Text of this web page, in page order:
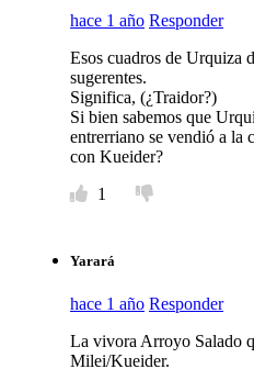
hace 1 año Responder
Esos cuadros de Urquiza
sugerentes.
Significa, (¿Traidor?)
Si bien sabemos que
entrerriano se vendió a la
con Kueider?
1
Yarará
hace 1 año Responder
La vivora Arroyo Salado
Milei/Kueider.